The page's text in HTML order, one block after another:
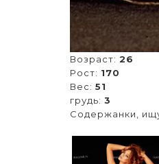
Возраст: 26
Рост: 170
Вес: 51
грудь: 3
Содержанки,